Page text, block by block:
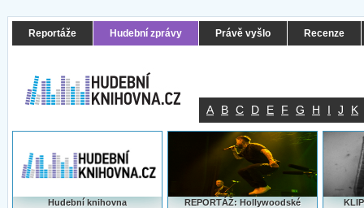
Reportáže Hudební zprávy Právě vyšlo Recenze
A B C D E F G H I J K
Hudební knihovna
REPORTÁŽ: Hollywoodské